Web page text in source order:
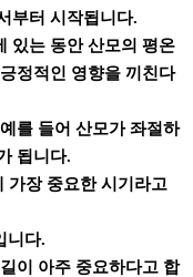
부터 시작됩니다.
있는 동안 산모의 평온
정적인 영향을 끼친다
를 들어 산모가 좌절하
됩니다.
가장 중요한 시기라고
니다.
이 아주 중요하다고 합